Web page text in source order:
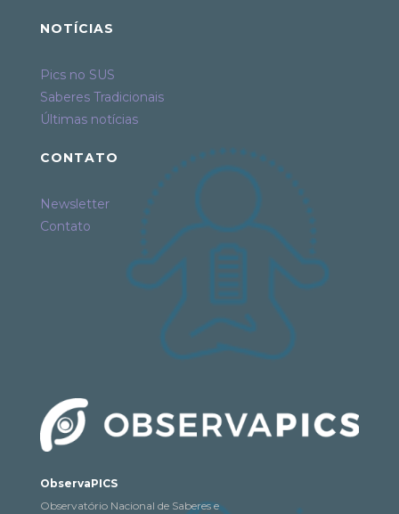
NOTÍCIAS
Pics no SUS
Saberes Tradicionais
Últimas notícias
CONTATO
Newsletter
Contato
ObservaPICS
Observatório Nacional de Saberes e